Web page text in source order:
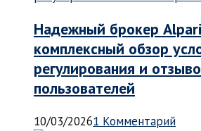
Надежный брокер
комплексный обзор
регулирования и
пользователей
10/03/20261 Комментарий